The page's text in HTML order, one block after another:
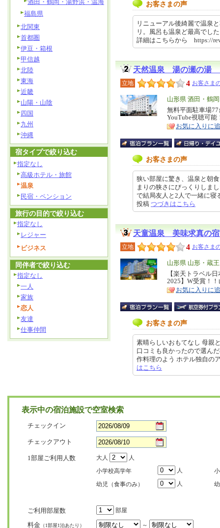
お客さまの声
リニューアル後綺麗で温泉
リ。風呂も温泉ど最高でし
詳細はこちらから https://
天然温泉 湯の瀬の湯
立地 4 お客さま
エ
リ
ア
山形県 酒田・鶴
特
徴
無料平面駐車場
YouTube視聴可能
お気に入りに
お客さまの声
狭い部屋に驚き、温泉と朝
まりの狭さにびっくりしま
で結局友人と2人で一緒に
投稿 つづきはこちら
天童温泉 美味求真の
立地 4 お客さま
エ
リ
ア
山形県 山形・蔵
特
徴
【楽天トラベル
2025】W受賞！
お気に入りに
お客さまの声
素晴らしいおもてなし 母親
口コミも良かったので選ん
作料理のよう ホテル独自
はこちら
酒田・鶴岡・湯野浜・温海
福島県
北関東
首都圏
伊豆・箱根
甲信越
北陸
東海
近畿
山陽・山陰
四国
九州
沖縄
宿タイプで絞り込む
指定なし
高級ホテル・旅館
温泉
民宿・ペンション
旅行の目的で絞り込む
指定なし
レジャー
ビジネス
同伴者で絞り込む
指定なし
一人
家族
恋人
友達
仕事仲間
表示中の宿泊施設で空室検索
チェックイン
チェックアウト
1部屋ご利用人数 大人
人
小学校高学年
人
幼児（食事のみ）
人
ご利用部屋数 部屋
料金 （1部屋1泊あたり） ～